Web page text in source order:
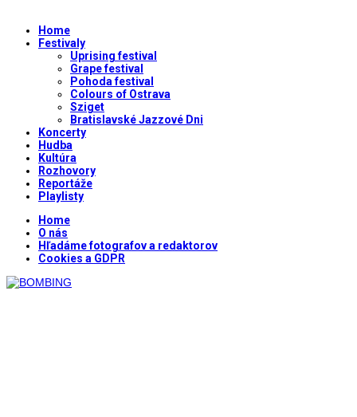
Home
Festivaly
Uprising festival
Grape festival
Pohoda festival
Colours of Ostrava
Sziget
Bratislavské Jazzové Dni
Koncerty
Hudba
Kultúra
Rozhovory
Reportáže
Playlisty
Home
O nás
Hľadáme fotografov a redaktorov
Cookies a GDPR